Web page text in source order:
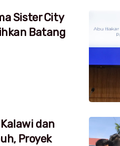
Sister City
Batang
dan
Proyek